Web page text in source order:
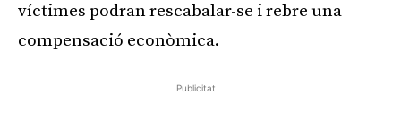
víctimes podran rescabalar-se i rebre una
compensació econòmica.
Publicitat